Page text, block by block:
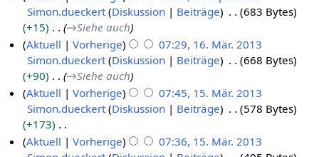
b
2
7
e
B
e
a
r
b
e
i
t
u
n
0
2
Simon.dueckert Diskussion Beiträge
683 Bytes
+15
→Siehe auch
Aktuell Vorherige
07:29, 16. Mär. 2013
Simon.dueckert Diskussion Beiträge
668 Bytes
+90
→Siehe auch
Aktuell Vorherige
07:45, 15. Mär. 2013
Simon.dueckert Diskussion Beiträge
578 Bytes
+173
KAktuell Vorherige
07:36, 15. Mär. 2013